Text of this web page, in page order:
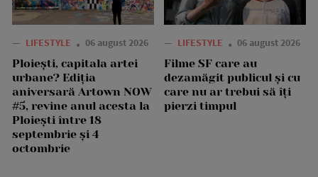
— LIFESTYLE 06 august 2026
Ploiești, capitala artei
urbane? Ediția
aniversară Artown NOW
#5, revine anul acesta la
Ploiești între 18
septembrie și 4
octombrie
— LIFESTYLE 06 august 2026
Filme SF care au
dezamăgit publicul și cu
care nu ar trebui să îți
pierzi timpul